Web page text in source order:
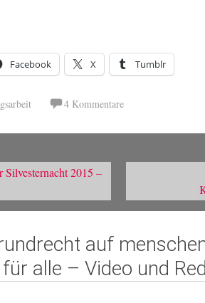
Facebook X Tumblr
4 Kommentare
Silvesternacht 2015 –
auf
alle – Video und